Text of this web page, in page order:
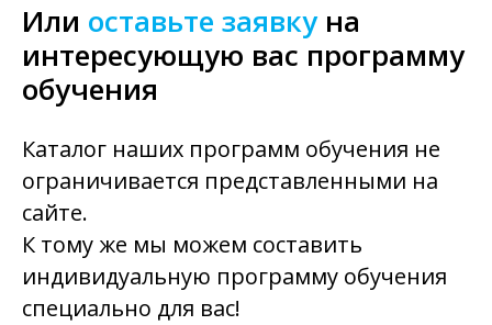
Или оставьте заявкуна
интересующую вас программу
обучения
Каталог наших программ обучения не
ограничивается представленными на
сайте.
К тому же мы можем составить
индивидуальную программу обучения
специально для вас!